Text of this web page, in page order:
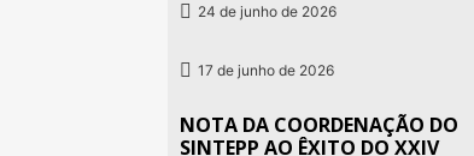
24 de junho de 2026
17 de junho de 2026
NOTA DA COORDENAÇÃO DO
SINTEPP AO ÊXITO DO XXIV